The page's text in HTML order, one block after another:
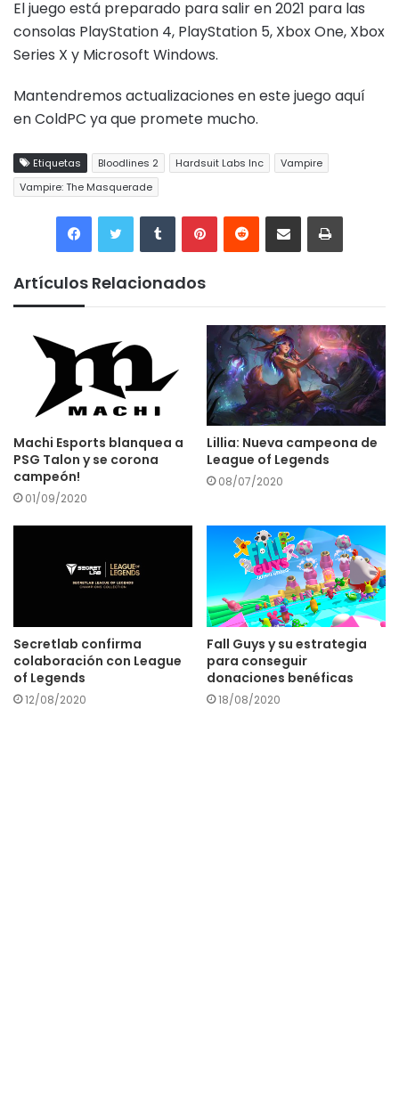
El juego está preparado para salir en 2021 para las
consolas PlayStation 4, PlayStation 5, Xbox One, Xbox
Series X y Microsoft Windows.
Mantendremos actualizaciones en este juego aquí
en ColdPC ya que promete mucho.
Etiquetas Bloodlines 2 Hardsuit Labs Inc
Vampire
Vampire: The Masquerade
TumblrPinterestReddit Compartir por correo electrónicoImprimir
Artículos Relacionados
Machi Esports blanquea a
PSG Talon y se corona
campeón!
01/09/2020
Lillia: Nueva campeona de
League of Legends
08/07/2020
Secretlab confirma
colaboración con League
of Legends
12/08/2020
Fall Guys y su estrategia
para conseguir
donaciones benéficas
18/08/2020